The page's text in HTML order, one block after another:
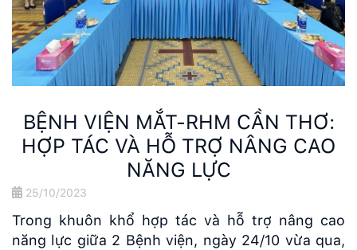
BỆNH VIỆN MẮT-RHM CẦN THƠ:
HỢP TÁC VÀ HỖ TRỢ NÂNG CAO
NĂNG LỰC
25/10/2023
Trong khuôn khổ hợp tác và hỗ trợ nâng cao
năng lực giữa 2 Bệnh viện, ngày 24/10 vừa qua,